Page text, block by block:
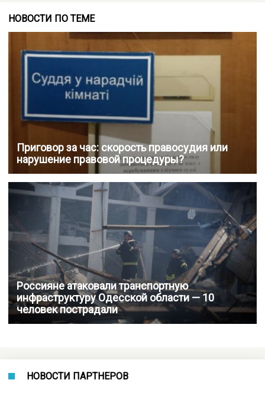
НОВОСТИ ПО ТЕМЕ
Приговор за час: скорость правосудия или
нарушение правовой процедуры?
Россияне атаковали транспортную
инфраструктуру Одесской области — 10
человек пострадали
НОВОСТИ ПАРТНЕРОВ